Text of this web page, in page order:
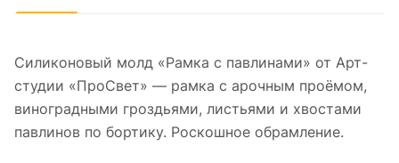
Силиконовый молд «Рамка с павлинами» от Арт-
студии «ПроСвет» — рамка с арочным проёмом,
виноградными гроздьями, листьями и хвостами
павлинов по бортику. Роскошное обрамление.